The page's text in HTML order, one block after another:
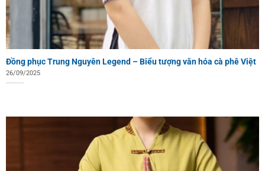
Đồng phục Trung Nguyên Legend – Biểu tượng văn hóa cà phê Việt
26/09/2025